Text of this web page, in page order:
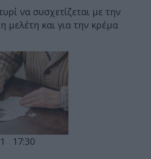
να συσχετίζεται με την
μελέτη και για την κρέμα
17:30